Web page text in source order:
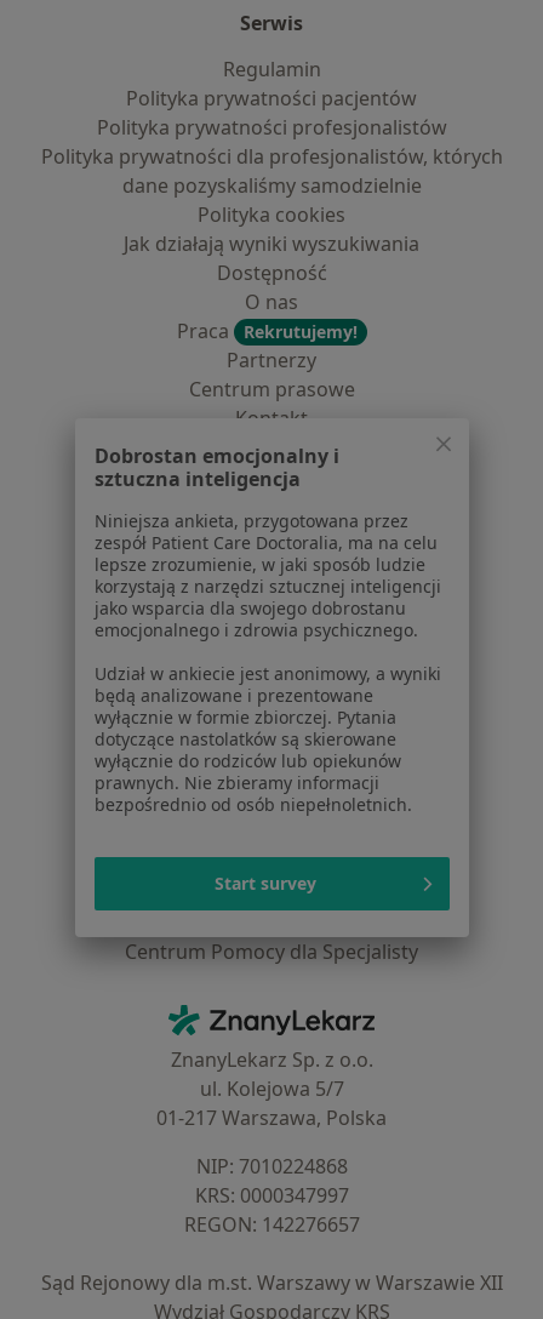
Serwis
Regulamin
Polityka prywatności pacjentów
Polityka prywatności profesjonalistów
Polityka prywatności dla profesjonalistów, których
dane pozyskaliśmy samodzielnie
Polityka cookies
Jak działają wyniki wyszukiwania
Dostępność
O nas
Praca
Rekrutujemy!
Partnerzy
Centrum prasowe
Kontakt
Dla pacjentów
Lekarze
Placówki medyczne
Pytania i odpowiedzi
Usługi i zabiegi
Choroby
Aplikacje mobilne
Blog dla pacjentów
Dla profesjonalistów
Cennik
Dla placówek medycznych
Noa Notes nowość
Centrum Pomocy dla Specjalisty
ZnanyLekarz - Strona główna
ZnanyLekarz Sp. z o.o.
ul. Kolejowa 5/7
01-217 Warszawa, Polska
NIP: ⁠7010224868
KRS: ⁠0000347997
REGON: ⁠142276657
Sąd Rejonowy dla m.st. Warszawy w Warszawie XII
Wydział Gospodarczy KRS
Dobrostan emocjonalny i
sztuczna inteligencja
Niniejsza ankieta, przygotowana przez
zespół Patient Care Doctoralia, ma na celu
lepsze zrozumienie, w jaki sposób ludzie
korzystają z narzędzi sztucznej inteligencji
jako wsparcia dla swojego dobrostanu
emocjonalnego i zdrowia psychicznego.
Udział w ankiecie jest anonimowy, a wyniki
będą analizowane i prezentowane
wyłącznie w formie zbiorczej. Pytania
dotyczące nastolatków są skierowane
wyłącznie do rodziców lub opiekunów
prawnych. Nie zbieramy informacji
bezpośrednio od osób niepełnoletnich.
Start survey